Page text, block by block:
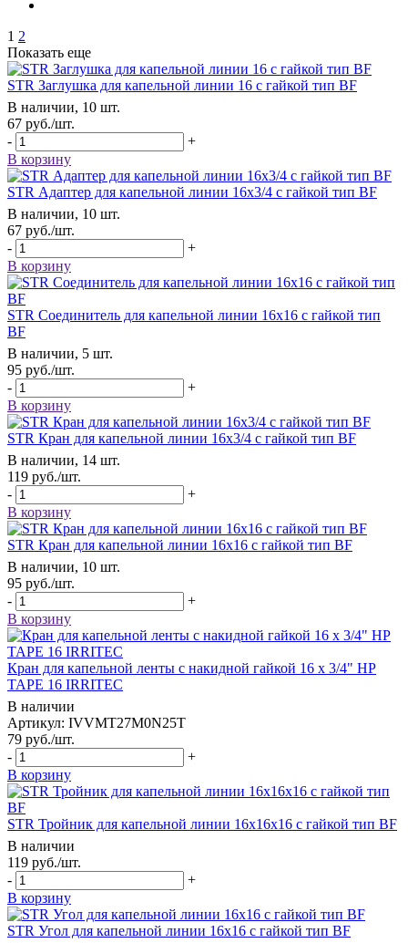
1 2
Показать еще
STR Заглушка для капельной линии 16 с гайкой тип BF
В наличии, 10 шт.
67 руб./шт.
-
+
В корзину
STR Адаптер для капельной линии 16х3/4 с гайкой тип BF
В наличии, 10 шт.
67 руб./шт.
-
+
В корзину
STR Соединитель для капельной линии 16х16 с гайкой тип
BF
В наличии, 5 шт.
95 руб./шт.
-
+
В корзину
STR Кран для капельной линии 16х3/4 с гайкой тип BF
В наличии, 14 шт.
119 руб./шт.
-
+
В корзину
STR Кран для капельной линии 16х16 с гайкой тип BF
В наличии, 10 шт.
95 руб./шт.
-
+
В корзину
Кран для капельной ленты с накидной гайкой 16 х 3/4" НР
TAPE 16 IRRITEC
В наличии
Артикул: IVVMT27M0N25T
79 руб./шт.
-
+
В корзину
STR Тройник для капельной линии 16х16х16 с гайкой тип BF
В наличии
119 руб./шт.
-
+
В корзину
STR Угол для капельной линии 16х16 с гайкой тип BF